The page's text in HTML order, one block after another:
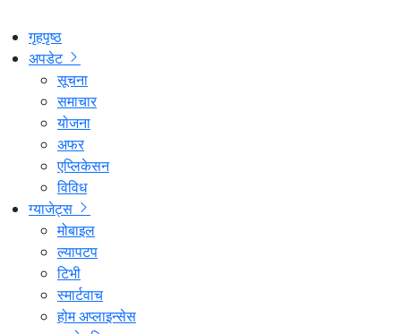
गृहपृष्ठ
अपडेट
सूचना
समाचार
योजना
अफर
एप्लिकेसन
विविध
ग्याजेट्स
मोबाइल
ल्यापटप
टिभी
स्मार्टवाच
होम अप्लाइन्सेस